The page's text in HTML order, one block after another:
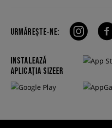
URMĂREȘTE-NE:
INSTALEAZĂ
APLICAȚIA SIZEER